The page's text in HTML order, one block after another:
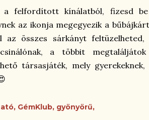
a felfordított kínálatból, fizesd
az ikonja megegyezik a
összes sárkányt feltüzelheted,
a többit
társasjáték, mely gyerekeknek,
GémKlub gyönyörű